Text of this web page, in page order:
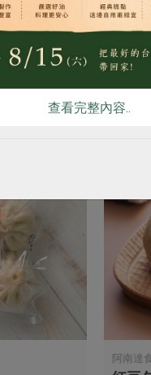
# 包子
你可能有興趣
阿南達
查看完整內容..